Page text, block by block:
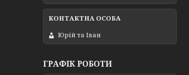
Юрій та Іван
ГРАФІК РОБОТИ